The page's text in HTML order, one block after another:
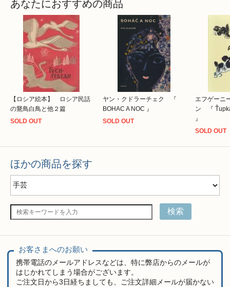
あなたにおすすめの商品
【ロシア絵本】 ロシア民話
の鵞鳥白鳥と他２篇
SOLD OUT
ヤン・クドラーチェク 『
BOHAC A NOC 』
SOLD OUT
エフゲーニ
ン 『
』
SOLD OUT
ほかの商品を探す
検索
お客さまへのお願い
携帯電話のメールアドレスなどは、特に弊店からのメールが
はじかれてしまう場合がございます。
ご注文日から3日経ちましても、ご注文詳細メールが届かない